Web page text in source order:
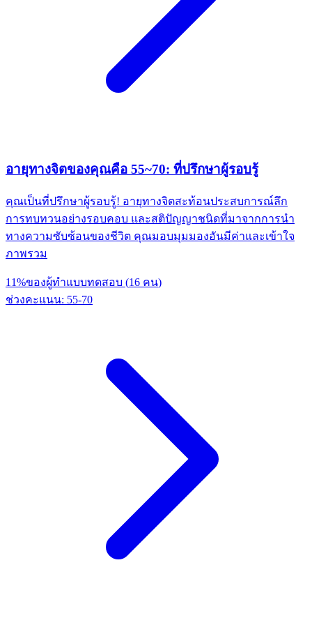
อายุทางจิตของคุณคือ 55~70: ที่ปรึกษาผู้รอบรู้
คุณเป็นที่ปรึกษาผู้รอบรู้! อายุทางจิตสะท้อนประสบการณ์ลึก
การทบทวนอย่างรอบคอบ และสติปัญญาชนิดที่มาจากการนำ
ทางความซับซ้อนของชีวิต คุณมอบมุมมองอันมีค่าและเข้าใจ
ภาพรวม
11%ของผู้ทำแบบทดสอบ (16 คน)
ช่วงคะแนน: 55-70